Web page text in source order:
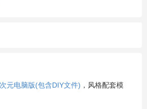
元电脑版(包含DIY文件) ，风格配套模